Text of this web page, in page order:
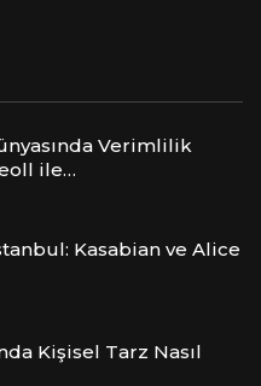
Verimlilik
ile…
Kasabian ve Alice
Kişisel Tarz Nasıl